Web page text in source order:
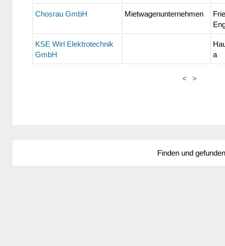
Chosrau GmbH Mietwagenunternehmen
KSE Wirl Elektrotechnik
GmbH
a
< >
Finden und